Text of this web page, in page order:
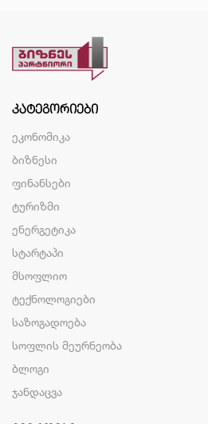
ᲙᲐᲢᲔᲒᲝᲠᲘᲔᲑᲘ
ეკონომიკა
ბიზნესი
ფინანსები
ტურიზმი
ენერგეტიკა
სტარტაპი
მსოფლიო
ტექნოლოგიები
საზოგადოება
სოფლის მეურნეობა
ბლოგი
ჯანდაცვა